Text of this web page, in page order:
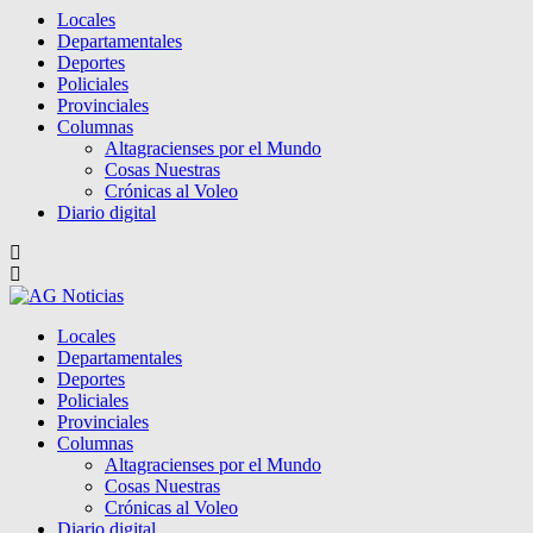
Locales
Departamentales
Deportes
Policiales
Provinciales
Columnas
Altagracienses por el Mundo
Cosas Nuestras
Crónicas al Voleo
Diario digital
Locales
Departamentales
Deportes
Policiales
Provinciales
Columnas
Altagracienses por el Mundo
Cosas Nuestras
Crónicas al Voleo
Diario digital